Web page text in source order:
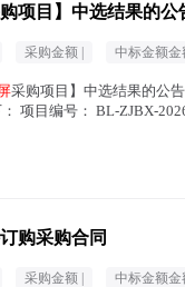
项目】中选结果的公
采购金额 | 中标金额
采购项目】中选结果的公
项目编号： BL-ZJBX-
购采购合同
采购金额 | 中标金额